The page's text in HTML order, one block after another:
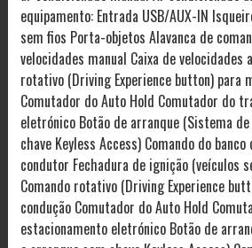
equipamento: Entrada USB/AUX-IN
sem fios Porta-objetos Alavanca de
velocidades manual Caixa de velocidades
rotativo (Driving Experience button) para
Comutador do Auto Hold Comutador do
eletrónico Botão de arranque (Sistema
chave Keyless Access) Comando do
condutor Fechadura de ignição (veículos
Comando rotativo (Driving Experience
condução Comutador do Auto Hold
estacionamento eletrónico Botão de